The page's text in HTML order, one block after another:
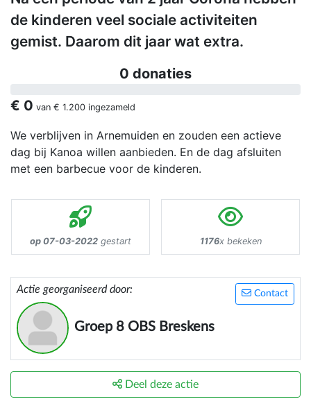
de kinderen veel sociale activiteiten
gemist. Daarom dit jaar wat extra.
0 donaties
€ 0 van € 1.200 ingezameld
We verblijven in Arnemuiden en zouden een actieve
dag bij Kanoa willen aanbieden. En de dag afsluiten
met een barbecue voor de kinderen.
op 07-03-2022 gestart 1176x bekeken
Contact
Actie georganiseerd door:
Groep 8 OBS Breskens
Deel deze actie